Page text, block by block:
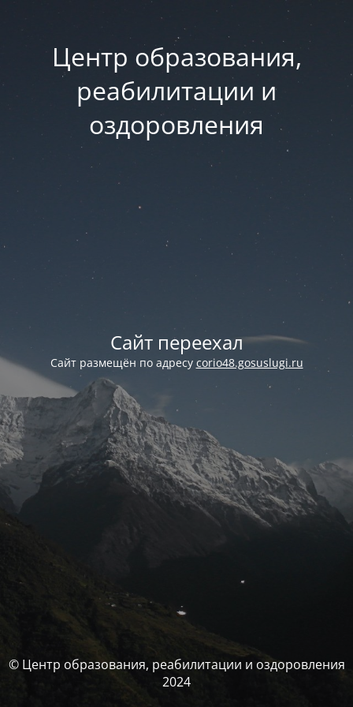
Центр образования,
реабилитации и
оздоровления
Сайт переехал
Сайт размещён по адресу corio48.gosuslugi.ru
© Центр образования, реабилитации и оздоровления
2024